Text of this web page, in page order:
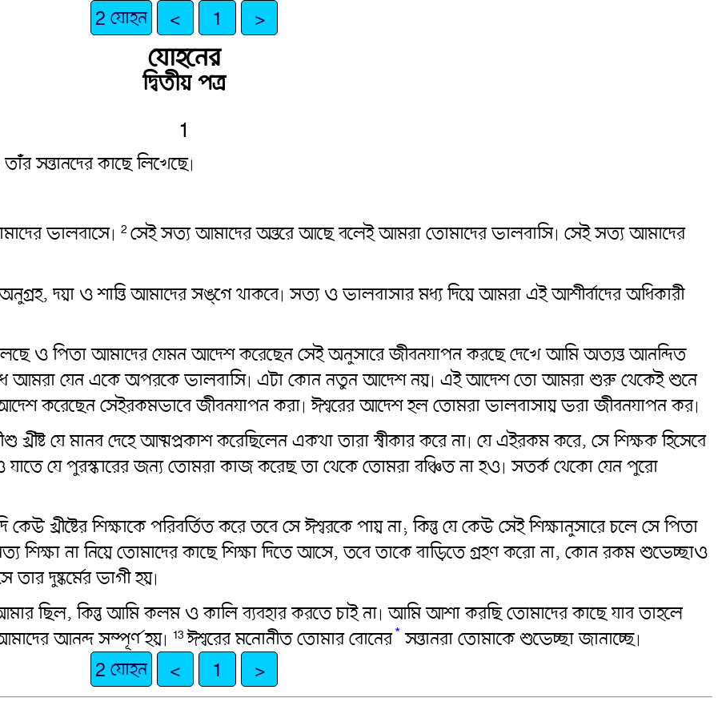
2 যোহন < 1 >
যোহনের
দ্বিতীয় পত্র
1
সন্তানদের কাছে লিখেছে৷
ভালবাসে৷ 2 সেই সত্য আমাদের অন্তরে আছে বলেই আমরা তোমাদের ভালবাসি৷ সেই সত্য আমাদের
অনুগ্রহ, দয়া ও শান্তি আমাদের সঙ্গে থাকবে৷ সত্য ও ভালবাসার মধ্য দিয়ে আমরা এই আশীর্বাদের অধিকারী
ও পিতা আমাদের যেমন আদেশ করেছেন সেই অনুসারে জীবনযাপন করছে দেখে আমি অত্যন্ত আনন্দিত
আমরা যেন একে অপরকে ভালবাসি৷ এটা কোন নতুন আদেশ নয়৷ এই আদেশ তো আমরা শুরু থেকেই শুনে
করেছেন সেইরকমভাবে জীবনযাপন করা৷ ঈশ্বরের আদেশ হল তোমরা ভালবাসায় ভরা জীবনযাপন কর৷
যে মানব দেহে আত্মপ্রকাশ করেছিলেন একথা তারা স্বীকার করে না৷ যে এইরকম করে, সে শিক্ষক হিসেবে
যাতে যে পুরস্কারের জন্য তোমরা কাজ করেছ তা থেকে তোমরা বঞ্চিত না হও৷ সতর্ক থেকো যেন পুরো
খ্রীষ্টের শিক্ষাকে পরিবর্তিত করে তবে সে ঈশ্বরকে পায় না; কিন্তু যে কেউ সেই শিক্ষানুসারে চলে সে পিতা
শিক্ষা না নিয়ে তোমাদের কাছে শিক্ষা দিতে আসে, তবে তাকে বাড়িতে গ্রহণ করো না, কোন রকম শুভেচ্ছাও
দুষ্কর্মের ভাগী হয়৷
ছিল, কিন্তু আমি কলম ও কালি ব্যবহার করতে চাই না৷ আমি আশা করছি তোমাদের কাছে যাব তাহলে
আনন্দ সম্পূর্ণ হয়৷ 13ঈশ্বরের মনোনীত তোমার বোনের* সন্তানরা তোমাকে শুভেচ্ছা জানাচ্ছে৷
2 যোহন
< 1 >